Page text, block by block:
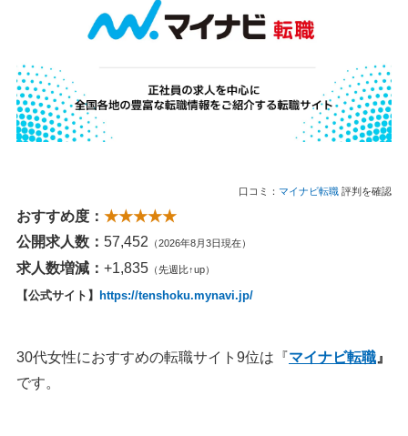
口コミ： マイナビ転職 評判を確認
おすすめ度： ★★★★★
公開求人数： 57,452 （2026年8月3日現在）
求人数増減： +1,835 （先週比↑up）
【公式サイト】 https://tenshoku.mynavi.jp/
30代女性におすすめの転職サイト9位は『マイナビ転職 』
です。